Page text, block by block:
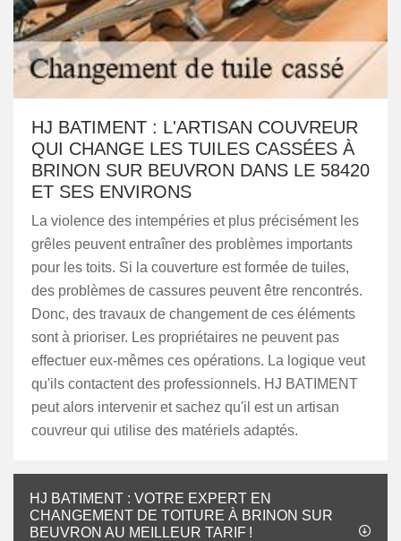
HJ BATIMENT : L'ARTISAN COUVREUR
QUI CHANGE LES TUILES CASSÉES À
BRINON SUR BEUVRON DANS LE 58420
ET SES ENVIRONS
La violence des intempéries et plus précisément les
grêles peuvent entraîner des problèmes importants
pour les toits. Si la couverture est formée de tuiles,
des problèmes de cassures peuvent être rencontrés.
Donc, des travaux de changement de ces éléments
sont à prioriser. Les propriétaires ne peuvent pas
effectuer eux-mêmes ces opérations. La logique veut
qu'ils contactent des professionnels. HJ BATIMENT
peut alors intervenir et sachez qu'il est un artisan
couvreur qui utilise des matériels adaptés.
HJ BATIMENT : VOTRE EXPERT EN
CHANGEMENT DE TOITURE À BRINON SUR
BEUVRON AU MEILLEUR TARIF !